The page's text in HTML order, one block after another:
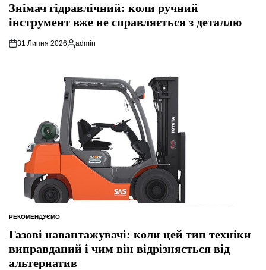
Знімач гідравлічний: коли ручний
інструмент вже не справляється з деталлю
31 Липня 2026
Опубліковано
admin
ОПУБЛІКУВАТИ
РЕКОМЕНДУЄМО
Газові навантажувачі: коли цей тип техніки
виправданий і чим він відрізняється від
альтернатив